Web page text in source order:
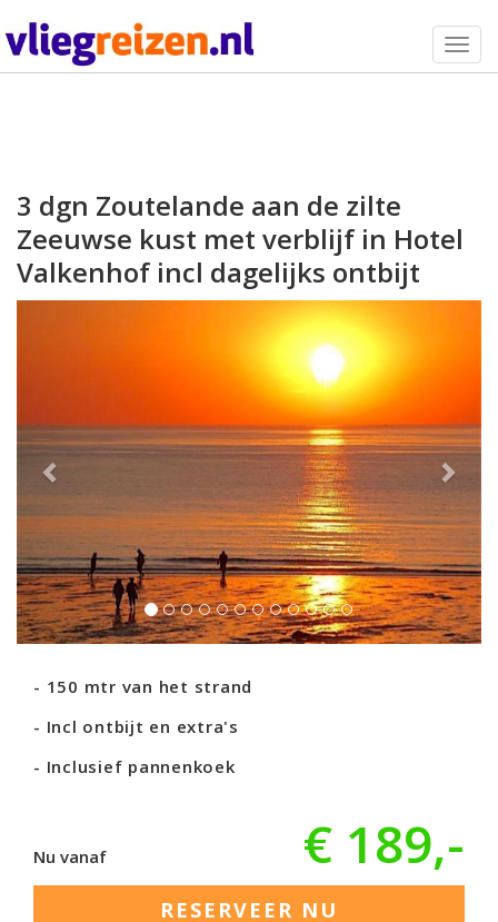
3 dgn Zoutelande aan de zilte
Zeeuwse kust met verblijf in Hotel
Valkenhof incl dagelijks ontbijt
150 mtr van het strand
Incl ontbijt en extra's
Inclusief pannenkoek
Nu vanaf € 189,-
RESERVEER NU